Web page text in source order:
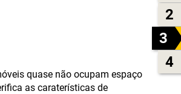
2
3
4
quase não ocupam espaço
as caraterísticas de